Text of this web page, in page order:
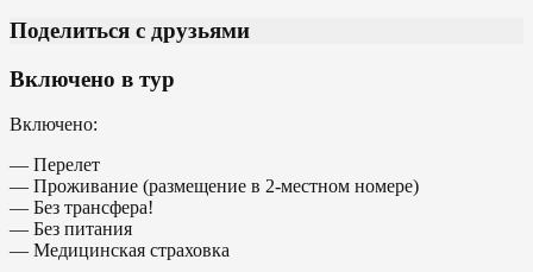
Поделиться с друзьями
Включено в тур
Включено:
— Перелет
— Проживание (размещение в 2-местном номере)
— Без трансфера!
— Без питания
— Медицинская страховка